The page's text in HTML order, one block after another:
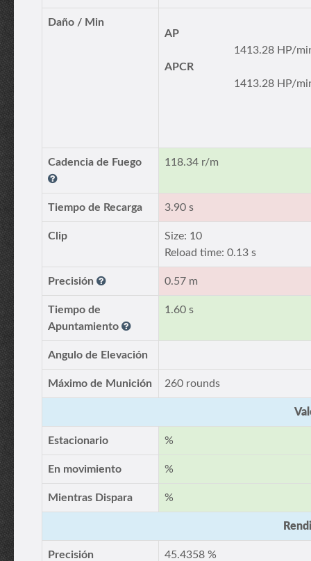
Daño / Min
AP
1413.28 HP/
APCR
1413.28 HP/
Cadencia de Fuego 118.34 r/m
Tiempo de Recarga 3.90 s
Clip
Size: 10
Reload time: 0.13 s
Precisión 0.57 m
Tiempo de
Apuntamiento
1.60 s
Angulo de Elevación
Máximo de Munición 260 rounds
Estacionario %
En movimiento %
Mientras Dispara %
Precisión 45.4358 %